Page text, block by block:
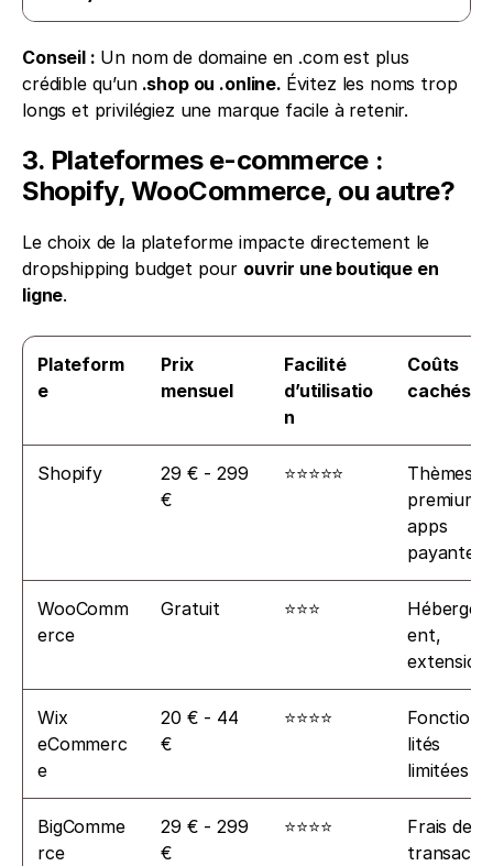
Conseil : Un nom de domaine en .com est plus
crédible qu’un .shop ou .online. Évitez les noms trop
longs et privilégiez une marque facile à retenir.
3. Plateformes e-commerce :
Shopify, WooCommerce, ou autre?
Le choix de la plateforme impacte directement le
dropshipping budget pour ouvrir une boutique en
ligne.
Plateform
e
Prix
mensuel
Facilité
d’utilisatio
n
Coûts
cachés
Shopify
29 € - 299
€
⭐⭐⭐⭐⭐
Thèmes
premium,
apps
payantes
WooComm
erce
Gratuit ⭐⭐⭐
Hébergem
ent,
Wix
eCommerc
e
20 € - 44
€
⭐⭐⭐⭐
lités
limitées
BigComme
rce
29 € - 299
€
⭐⭐⭐⭐
Frais de
transactio